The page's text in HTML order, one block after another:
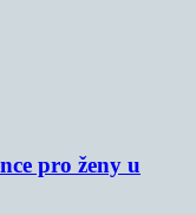
pro ženy u